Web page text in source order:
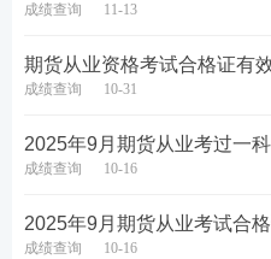
成绩查询 11-13
期货从业资格考试合格证有
成绩查询 10-31
2025年9月期货从业考过一
成绩查询 10-16
2025年9月期货从业考试合
成绩查询 10-16